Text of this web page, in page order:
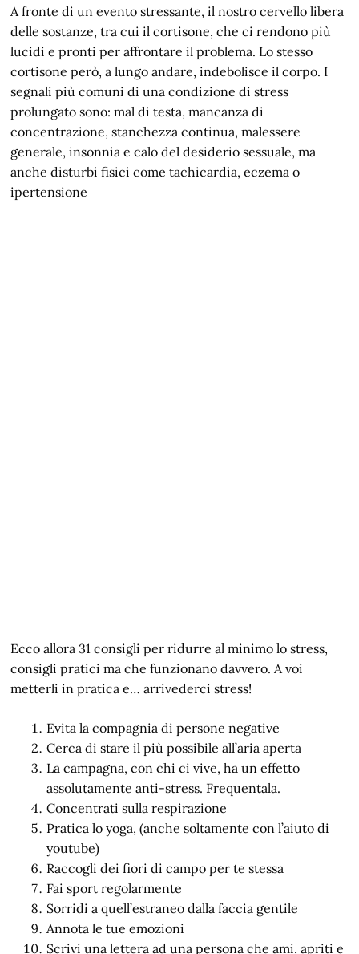
A fronte di un evento stressante, il nostro cervello libera
delle sostanze, tra cui il cortisone, che ci rendono più
lucidi e pronti per affrontare il problema. Lo stesso
cortisone però, a lungo andare, indebolisce il corpo. I
segnali più comuni di una condizione di stress
prolungato sono: mal di testa, mancanza di
concentrazione, stanchezza continua, malessere
generale, insonnia e calo del desiderio sessuale, ma
anche disturbi fisici come tachicardia, eczema o
ipertensione
Ecco allora 31 consigli per ridurre al minimo lo stress,
consigli pratici ma che funzionano davvero. A voi
metterli in pratica e… arrivederci stress!
Evita la compagnia di persone negative
Cerca di stare il più possibile all’aria aperta
La campagna, con chi ci vive, ha un effetto
assolutamente anti-stress. Frequentala.
Concentrati sulla respirazione
Pratica lo yoga, (anche soltamente con l’aiuto di
youtube)
Raccogli dei fiori di campo per te stessa
Fai sport regolarmente
Sorridi a quell’estraneo dalla faccia gentile
Annota le tue emozioni
Scrivi una lettera ad una persona che ami, apriti e